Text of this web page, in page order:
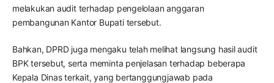
melakukan audit terhadap pengelolaan anggaran
pembangunan Kantor Bupati tersebut.
Bahkan, DPRD juga mengaku telah melihat langsung hasil audit
BPK tersebut, serta meminta penjelasan terhadap beberapa
Kepala Dinas terkait, yang bertanggungjawab pada